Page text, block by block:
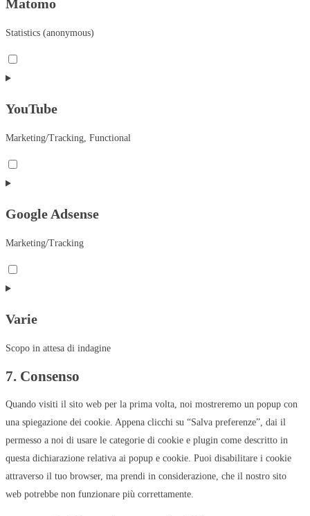
complianz
Matomo
Statistics (anonymous)
Consent
to
matomo
YouTube
Marketing/Tracking, Functional
Consent
to
youtube
Google Adsense
Marketing/Tracking
Consent
to
google-
Varie
Scopo in attesa di indagine
Consent
service
varie
7. Consenso
Quando visiti il sito web per la prima volta, noi mostreremo un popup con
una spiegazione dei cookie. Appena clicchi su “Salva preferenze”, dai il
permesso a noi di usare le categorie di cookie e plugin come descritto in
questa dichiarazione relativa ai popup e cookie. Puoi disabilitare i cookie
attraverso il tuo browser, ma prendi in considerazione, che il nostro sito
web potrebbe non funzionare più correttamente.